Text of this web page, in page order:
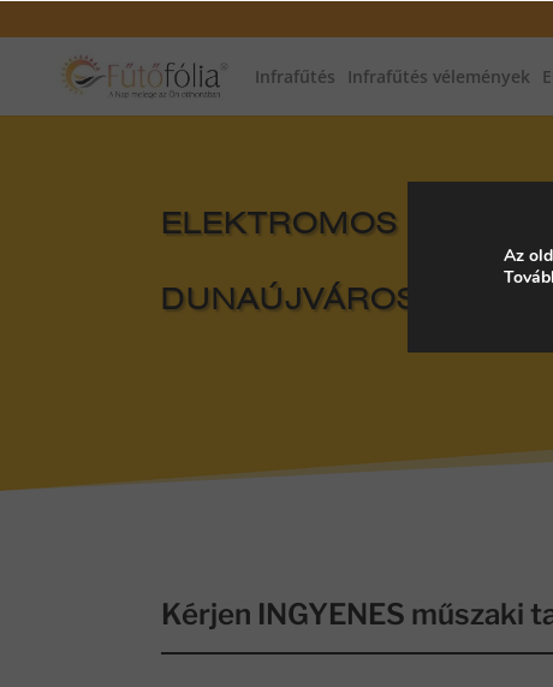
Infrafűtés Infrafűtés vélemények
ELEKTROMOS FŰTÉS,
DUNAÚJVÁROS,
Kérjen INGYENES műszaki
Az